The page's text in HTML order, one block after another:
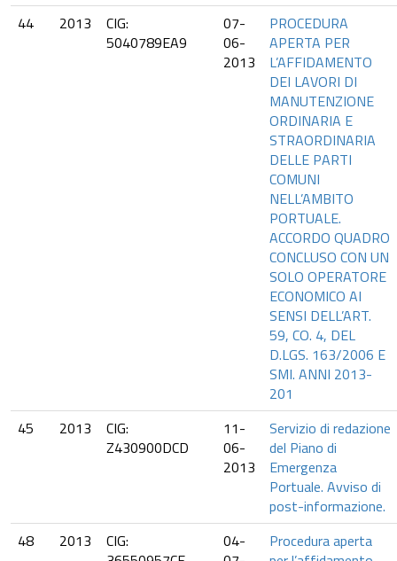
44
2013
CIG:
5040789EA9
07-
06-
2013
PROCEDURA
APERTA PER
L’AFFIDAMENTO
DEI LAVORI DI
MANUTENZIONE
ORDINARIA E
STRAORDINARIA
DELLE PARTI
COMUNI
NELL’AMBITO
PORTUALE.
ACCORDO QUADRO
CONCLUSO CON UN
SOLO OPERATORE
ECONOMICO AI
SENSI DELL’ART.
59, CO. 4, DEL
D.LGS. 163/2006 E
SMI. ANNI 2013-
201
45
2013
CIG:
Z430900DCD
11-
06-
2013
Servizio di redazione
del Piano di
Emergenza
Portuale. Avviso di
post-informazione.
48
2013
CIG:
04-
Procedura aperta